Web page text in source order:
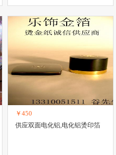
￥450
供应双面电化铝,电化铝烫印箔